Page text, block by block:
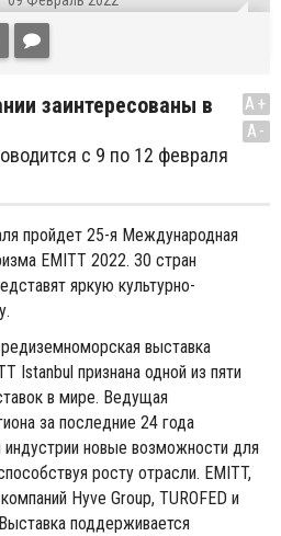
заинтересованы в
c 9 по 12 февраля
A+
A-
пройдет 25-я Международная
EMITT 2022. 30 стран
яркую культурно-
выставка
Istanbul признана одной из пяти
в мире. Ведущая
за последние 24 года
индустрии новые возможности для
росту отрасли. EMITT,
Hyve Group, TUROFED и
поддерживается